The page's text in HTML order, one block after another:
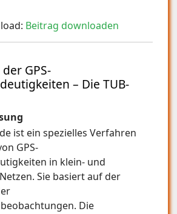
Beitrag downloaden
GPS-
– Die TUB-
ist ein spezielles Verfahren
GPS-
in klein- und
Sie basiert auf der
Die